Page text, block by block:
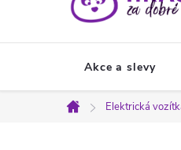
Akce a slevy
Domů
Elektrická